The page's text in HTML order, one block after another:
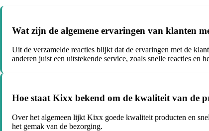
Wat zijn de algemene ervaringen van klanten
Uit de verzamelde reacties blijkt dat de ervaringen met de
anderen juist een uitstekende service, zoals snelle reacties en
Hoe staat Kixx bekend om de kwaliteit van de
Over het algemeen lijkt Kixx goede kwaliteit producten en
het gemak van de bezorging.